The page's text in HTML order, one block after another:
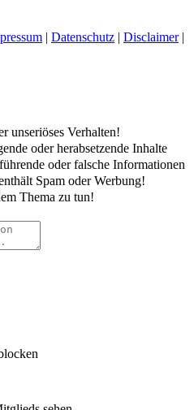
| Datenschutz | Disclaimer|
unseriöses Verhalten!
oder herabsetzende Inhalte
oder falsche Informationen
Spam oder Werbung!
Thema zu tun!